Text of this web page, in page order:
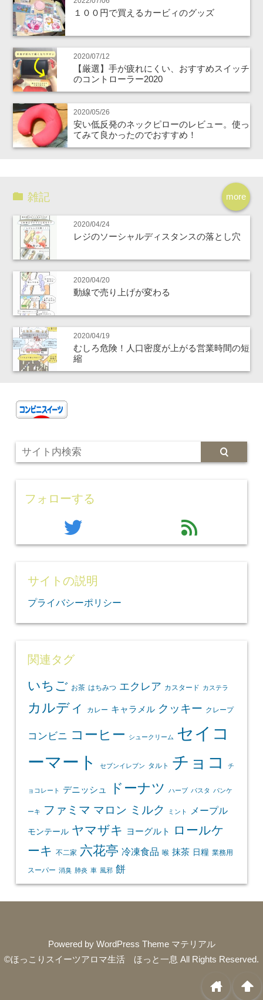
１００円で買えるカービィのグッズ
2020/07/12
【厳選】手が疲れにくい、おすすめスイッチ
のコントローラー2020
2020/05/26
安い低反発のネックピローのレビュー。使っ
てみて良かったのでおすすめ！
more
雑記
2020/04/24
レジのソーシャルディスタンスの落とし穴
2020/04/20
動線で売り上げが変わる
2020/04/19
むしろ危険！人口密度が上がる営業時間の短
縮
フォローする
twitter feed
サイトの説明
プライバシーポリシー
関連タグ
いちご お茶 はちみつ エクレア カスタード カステラ
カルディ カレー キャラメル クッキー クレープ
コンビニ コーヒー シュークリーム セイコ
ーマート
セブンイレブン タルト チョコ チ
ョコレート デニッシュ ドーナツ ハーブ パスタ パンケ
ーキ ファミマ マロン ミルク ミント メープル
モンテール ヤマザキ ヨーグルト
ロールケ
ーキ 不二家 六花亭 冷凍食品 喉 抹茶 日糧 業務用
スーパー 消臭 肺炎 車 風邪 餅
Powered by WordPress Theme マテリアル
©ほっこりスイーツアロマ生活 ほっと一息 All Rights Reserved.
arrowup
home